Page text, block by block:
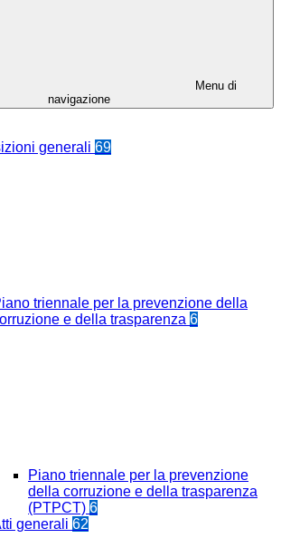
Menu di
navigazione
generali 69
triennale per la prevenzione della
e della trasparenza 6
Piano triennale per la prevenzione
della corruzione e della trasparenza
(PTPCT) 6
generali 62